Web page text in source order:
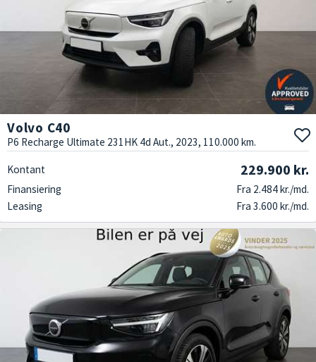
Volvo C40
P6 Recharge Ultimate 231HK 4d Aut., 2023, 110.000 km.
Kontant 229.900 kr.
Finansiering
Fra 2.484 kr./md.
Leasing
Fra 3.600 kr./md.